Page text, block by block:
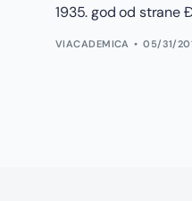
1935. god od strane
VIACADEMICA 05/31/